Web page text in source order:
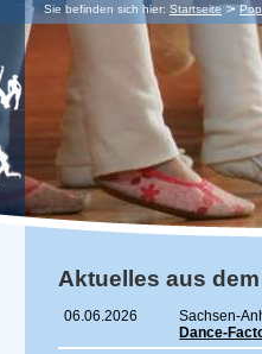
Sie befinden sich hier: Startseite
Aktuelles aus
06.06.2026
Sachsen-
Dance-